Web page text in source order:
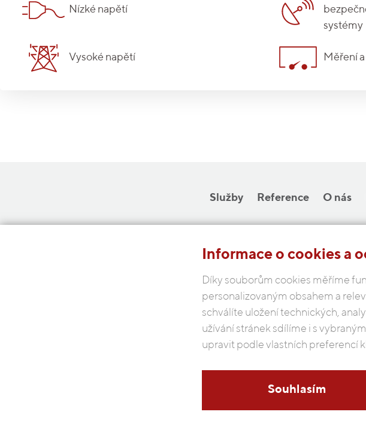
Nízké napětí
systémy
Vysoké napětí Měření
Služby Reference O nás
Informace o cookies a
Díky souborům cookies měříme
personalizovaným obsahem a
schválíte uložení technických,
užívání stránek sdílíme i s
upravit podle vlastních preferencí
Souhlasím